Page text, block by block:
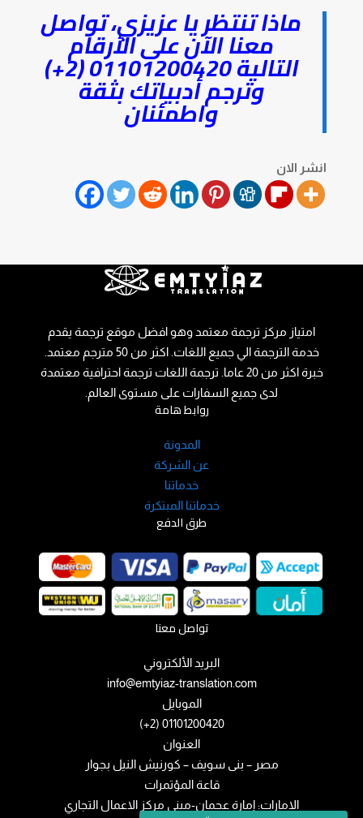
ماذا تنتظر يا عزيزي، تواصل
معنا الآن على الأرقام
التالية01101200420 (2+)
وترجم أدبياتك بثقة
واطمئنان
انشر الان
تواصل معنا
البريد الألكتروني
info@emtyiaz-translation.com
الموبايل
01101200420 (2+)
العنوان
مصر – بنى سويف – كورنيش النيل بجوار
قاعة المؤتمرات
الامارات: إمارة عجمان-مبني مركز الاعمال التجاري
طرق الدفع
روابط هامة
المدونة
عن الشركة
خدماتنا
خدماتنا المبتكرة
امتياز مركز ترجمة معتمد وهو افضل موقع ترجمة يقدم
خدمة الترجمة الي جميع اللغات. اكثر من 50 مترجم معتمد.
خبرة اكثر من 20 عاما. ترجمة اللغات ترجمة احترافية معتمدة
لدى جميع السفارات على مستوى العالم.